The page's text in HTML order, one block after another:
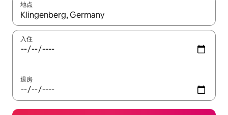
地点
如有搜索结果，请使用上下方向键查看，或通过点击或滑动手势
入住
退房